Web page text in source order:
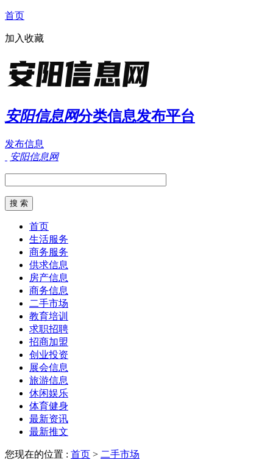
首页
加入收藏
安阳信息网分类信息发布平台
发布信息
安阳信息网
首页
生活服务
商务服务
供求信息
房产信息
商务信息
二手市场
教育培训
求职招聘
招商加盟
创业投资
展会信息
旅游信息
休闲娱乐
体育健身
最新资讯
最新推文
您现在的位置 : 首页 > 二手市场